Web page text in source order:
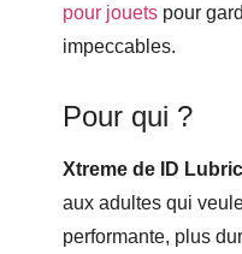
pour jouets pour
impeccables.
Pour qui ?
Xtreme de ID
aux adultes qui
performante, plus